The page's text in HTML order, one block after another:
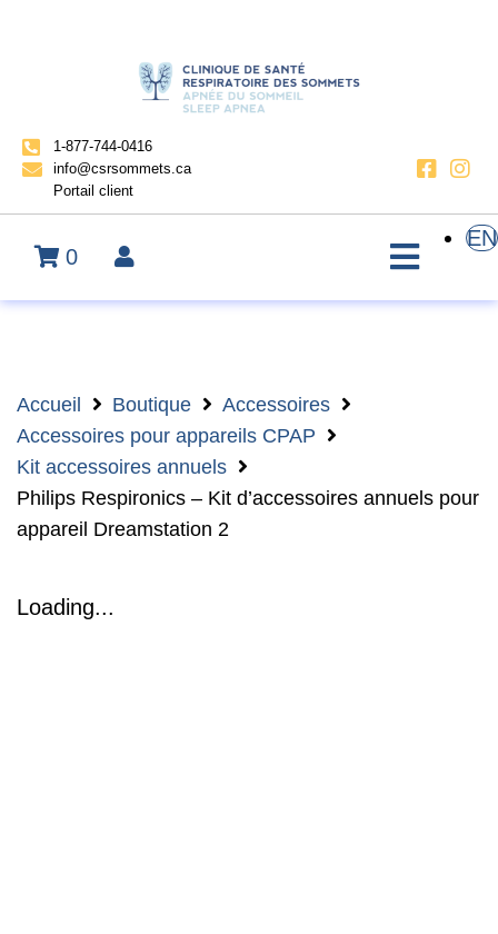
1-877-744-0416
info@csrsommets.ca
Portail client
EN
0
Accueil Boutique
Accessoires
Accessoires pour appareils CPAP
Kit accessoires annuels
Philips Respironics – Kit d’accessoires annuels pour
appareil Dreamstation 2
Loading...